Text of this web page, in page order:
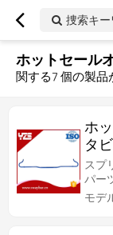
捜索キ
ホットセール
関する7個の製品
ホ
タ
用
スプ
パー
モデ